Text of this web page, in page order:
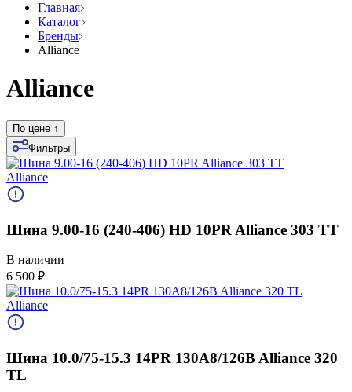
Главная
Каталог
Бренды
Alliance
Alliance
По цене ↑
Фильтры
Alliance
Шина 9.00-16 (240-406) HD 10PR Alliance 303 TT
В наличии
6 500 ₽
Alliance
Шина 10.0/75-15.3 14PR 130A8/126B Alliance 320
TL